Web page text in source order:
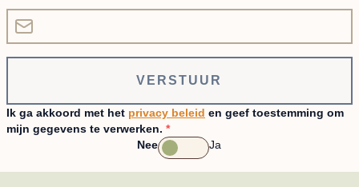
VERSTUUR
Ik ga akkoord met het privacy beleid en geef toestemming om
mijn gegevens te verwerken. *
Nee
Ja